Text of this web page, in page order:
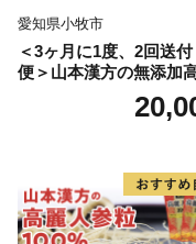
愛知県小牧市
＜3ヶ月に1度、2回送付
便＞山本漢方の無添加